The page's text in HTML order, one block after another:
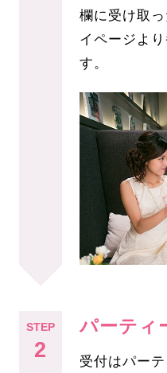
欄に受け取
イページよ
す。
STEP
2
パーティ
受付はパー